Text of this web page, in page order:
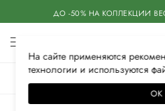
ДО -50% НА КОЛЛЕКЦИИ
На сайте применяются
технологии и используются
ОК